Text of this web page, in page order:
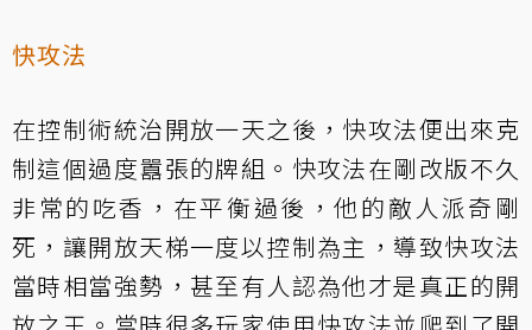
快攻法
在控制術統治開放一天之後，快攻法便出來克
制這個過度囂張的牌組。快攻法在剛改版不久
非常的吃香，在平衡過後，他的敵人派奇剛
死，讓開放天梯一度以控制為主，導致快攻法
當時相當強勢，甚至有人認為他才是真正的開